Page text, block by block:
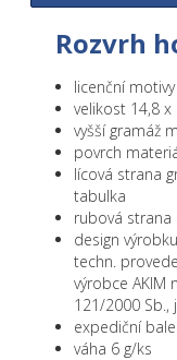
Rozvrh
licenční
velikost 14,8 x
vyšší gramáž
povrch
lícová strana
tabulka
rubová strana
design
techn.
výrobce AKIM
121/2000 Sb.,
expediční
váha 6 g/ks